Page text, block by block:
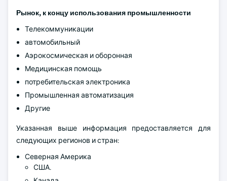
Рынок, к концу использования промышленности
Телекоммуникации
автомобильный
Аэрокосмическая и оборонная
Медицинская помощь
потребительская электроника
Промышленная автоматизация
Другие
Указанная выше информация предоставляется для
следующих регионов и стран:
Северная Америка
США.